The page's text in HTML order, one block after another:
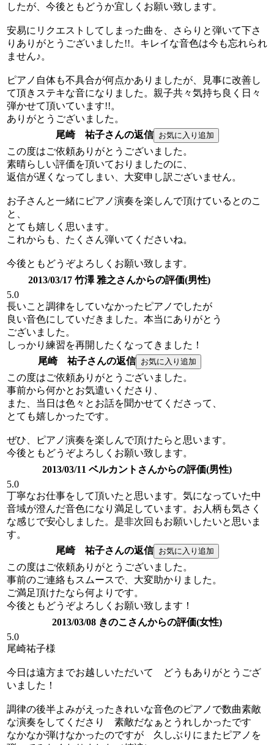
したが、今後ともどうか宜しくお願い致します。
安易にリクエストしてしまった曲を、さらりと弾いて下さ
りありがとうございました!!。キレイな音色は今も忘れられ
ません♪。
ピアノ自体も不具合が何点かありましたが、見事に改善し
て頂きステキな音になりました。親子共々気持ち良く日々
弾かせて頂いています!!。
ありがとうございました。
尾崎 祐子さんの返信
この度はご依頼ありがとうございました。
素晴らしい評価を頂いておりましたのに、
返信が遅くなってしまい、大変申し訳ございません。
お子さんと一緒にピアノ演奏を楽しんで頂けているとのこ
と、
とても嬉しく思います。
これからも、たくさん弾いてくださいね。
今後ともどうぞよろしくお願い致します。
2013/03/17 竹澤 雅之さんからの評価(男性)
5.0
長いこと調律をしていなかったピアノでしたが
良い音色にしていだきました。本当にありがとう
ございました。
しっかり練習を再開したくなってきました！
尾崎 祐子さんの返信
この度はご依頼ありがとうございました。
事前から何かとお気遣いくださり、
また、当日は色々とお話を聞かせてくださって、
とても嬉しかったです。
ぜひ、ピアノ演奏を楽しんで頂けたらと思います。
今後ともどうぞよろしくお願い致します。
2013/03/11 ベルカントさんからの評価(男性)
5.0
丁寧なお仕事をして頂いたと思います。気になっていた中
音域が澄んだ音色になり満足しています。お人柄も気さく
な感じで安心しました。是非次回もお願いしたいと思いま
す。
尾崎 祐子さんの返信
この度はご依頼ありがとうございました。
事前のご連絡もスムースで、大変助かりました。
ご満足頂けたなら何よりです。
今後ともどうぞよろしくお願い致します！
2013/03/08 きのこさんからの評価(女性)
5.0
尾崎祐子様
今日は遠方までお越しいただいて どうもありがとうござ
いました！
調律の後半よみがえったきれいな音色のピアノで数曲素敵
な演奏をしてくださり 素敵だなぁとうれしかったです
なかなか弾けなかったのですが 久しぶりにまたピアノを